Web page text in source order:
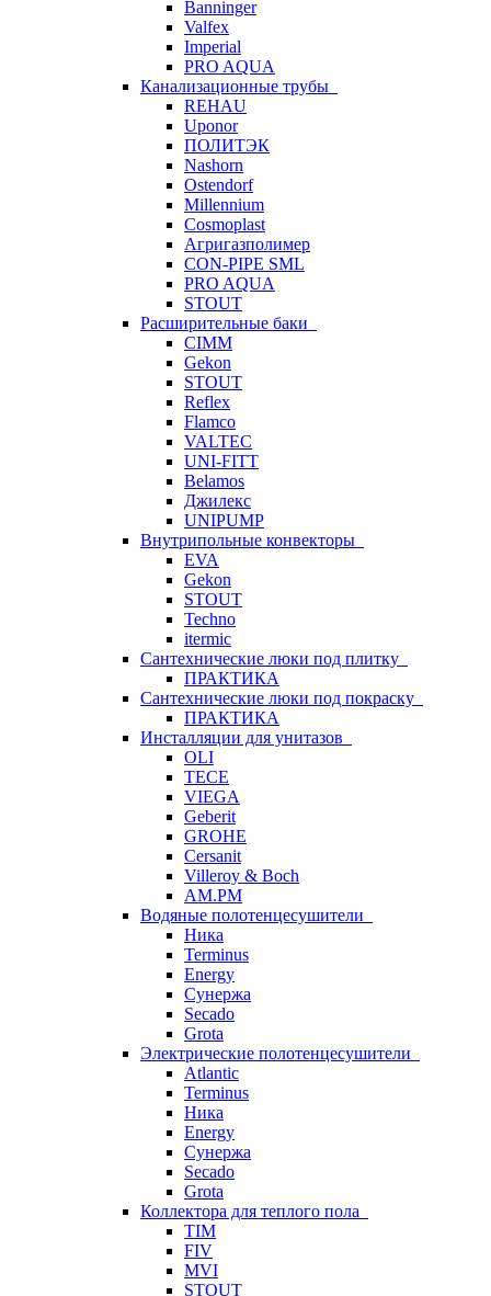
Banninger
Valfex
Imperial
PRO AQUA
Канализационные трубы
REHAU
Uponor
ПОЛИТЭК
Nashorn
Ostendorf
Millennium
Cosmoplast
Агригазполимер
CON-PIPE SML
PRO AQUA
STOUT
Расширительные баки
CIMM
Gekon
STOUT
Reflex
Flamco
VALTEC
UNI-FITT
Belamos
Джилекс
UNIPUMP
Внутрипольные конвекторы
EVA
Gekon
STOUT
Techno
itermic
Сантехнические люки под плитку
ПРАКТИКА
Сантехнические люки под покраску
ПРАКТИКА
Инсталляции для унитазов
OLI
TECE
VIEGA
Geberit
GROHE
Cersanit
Villeroy & Boch
AM.PM
Водяные полотенцесушители
Ника
Terminus
Energy
Сунержа
Secado
Grota
Электрические полотенцесушители
Atlantic
Terminus
Ника
Energy
Сунержа
Secado
Grota
Коллектора для теплого пола
TIM
FIV
MVI
STOUT